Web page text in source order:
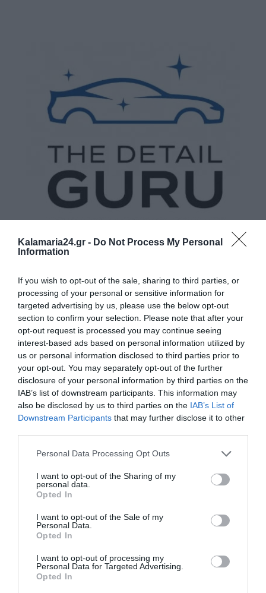
Kalamaria24.gr - Do Not Process My Personal
Information
If you wish to opt-out of the sale, sharing to third parties, or
processing of your personal or sensitive information for
targeted advertising by us, please use the below opt-out
section to confirm your selection. Please note that after your
opt-out request is processed you may continue seeing
interest-based ads based on personal information utilized by
us or personal information disclosed to third parties prior to
your opt-out. You may separately opt-out of the further
disclosure of your personal information by third parties on the
IAB’s list of downstream participants. This information may
also be disclosed by us to third parties on the IAB’s List of
Downstream Participants that may further disclose it to other
Personal Data Processing Opt Outs
I want to opt-out of the Sharing of my
personal data.
Opted In
I want to opt-out of the Sale of my
Personal Data.
Opted In
I want to opt-out of processing my
Personal Data for Targeted Advertising.
Opted In